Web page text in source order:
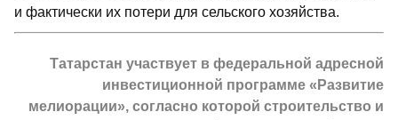
и фактически их потери для сельского хозяйства.
Татарстан участвует в федеральной адресной
инвестиционной программе «Развитие
мелиорации», согласно которой строительство и